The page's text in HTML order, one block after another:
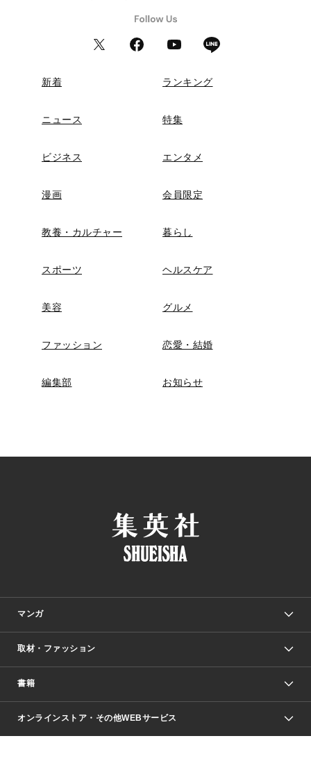
新着 ランキング
ニュース 特集
ビジネス エンタメ
漫画 会員限定
教養・カルチャー 暮らし
スポーツ ヘルスケア
美容 グルメ
ファッション 恋愛・結婚
編集部 お知らせ
マンガ
少年マンガ
Vジャンプ
週刊ヤングジャンプ
少女マンガ
取材・ファッション
Seventeen
芸能・情報・スポーツ
書籍
文芸・文庫・総合
オンラインストア・その他WEBサービス